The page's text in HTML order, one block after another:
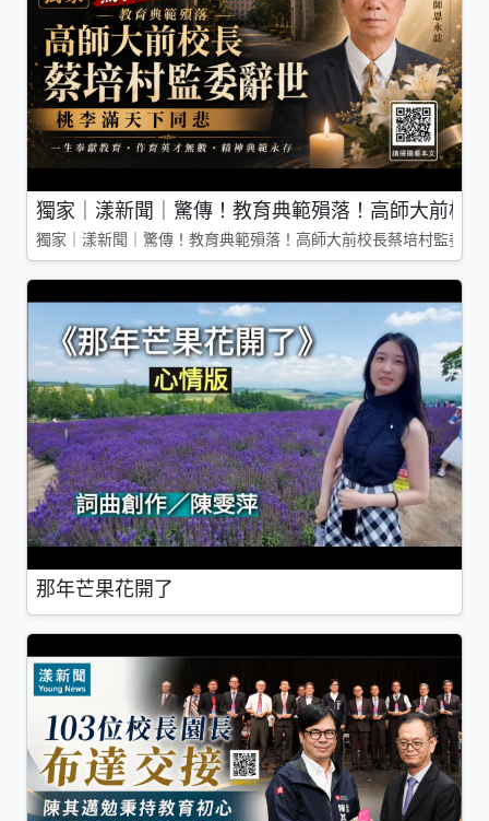
獨家｜漾新聞｜驚傳！教育典範殞落！高師大前校
獨家｜漾新聞｜驚傳！教育典範殞落！高師大前校長蔡培村監委
那年芒果花開了